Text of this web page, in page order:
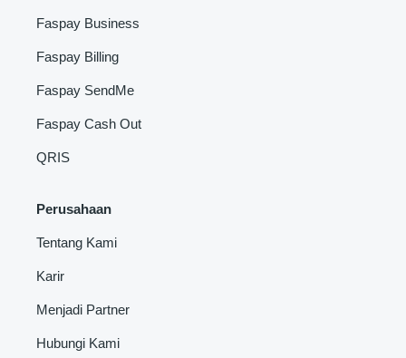
Faspay Business
Faspay Billing
Faspay SendMe
Faspay Cash Out
QRIS
Perusahaan
Tentang Kami
Karir
Menjadi Partner
Hubungi Kami